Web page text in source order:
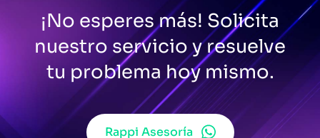
¡No esperes más! Solicita
nuestro servicio y resuelve
tu problema hoy mismo.
Rappi Asesoría